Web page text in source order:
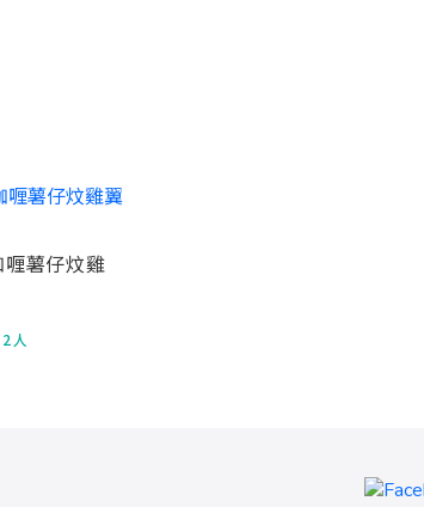
薯仔炆雞
人